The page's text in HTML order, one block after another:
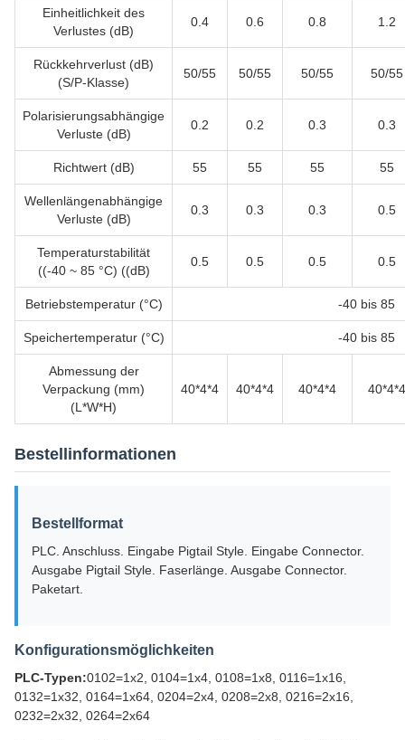
Einheitlichkeit des
Verlustes (dB)
0.4 0.6 0.8 1.2
Rückkehrverlust (dB)
(S/P-Klasse)
50/55 50/55 50/55 50/55
Polarisierungsabhängige
Verluste (dB)
0.2 0.2 0.3 0.3
Richtwert (dB) 55 55 55 55
Wellenlängenabhängige
Verluste (dB)
0.3 0.3 0.3 0.5
Temperaturstabilität
((-40 ~ 85 °C) ((dB)
0.5 0.5 0.5 0.5
Betriebstemperatur (°C) -40 bis 85
Speichertemperatur (°C) -40 bis 85
Abmessung der
Verpackung (mm)
(L*W*H)
40*4*4 40*4*4 40*4*4 40*4*4
Bestellinformationen
Bestellformat
PLC. Anschluss. Eingabe Pigtail Style. Eingabe Connector.
Ausgabe Pigtail Style. Faserlänge. Ausgabe Connector.
Paketart.
Konfigurationsmöglichkeiten
PLC-Typen:0102=1x2, 0104=1x4, 0108=1x8, 0116=1x16,
0132=1x32, 0164=1x64, 0204=2x4, 0208=2x8, 0216=2x16,
0232=2x32, 0264=2x64